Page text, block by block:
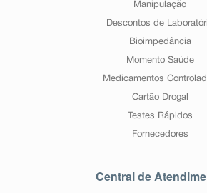
Manipulação
Descontos de
Bioimpedância
Momento Saúde
Medicamentos
Cartão Drogal
Testes Rápidos
Fornecedores
Central de